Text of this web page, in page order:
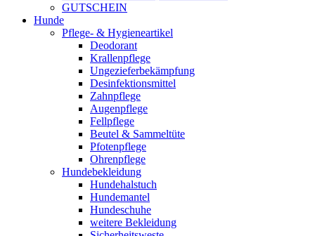
GUTSCHEIN
Hunde
Pflege- & Hygieneartikel
Deodorant
Krallenpflege
Ungezieferbekämpfung
Desinfektionsmittel
Zahnpflege
Augenpflege
Fellpflege
Beutel & Sammeltüte
Pfotenpflege
Ohrenpflege
Hundebekleidung
Hundehalstuch
Hundemantel
Hundeschuhe
weitere Bekleidung